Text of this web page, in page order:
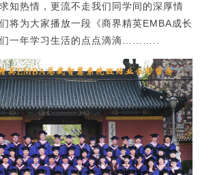
知热情，更流不走我们同学间的深厚情
将为大家播放一段《商界精英EMBA成长
一年学习生活的点点滴滴………..